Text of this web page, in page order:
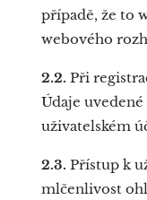
případě, že to
webového
2.2. Při
Údaje
uživatelském
2.3. Přístup k
mlčenlivost